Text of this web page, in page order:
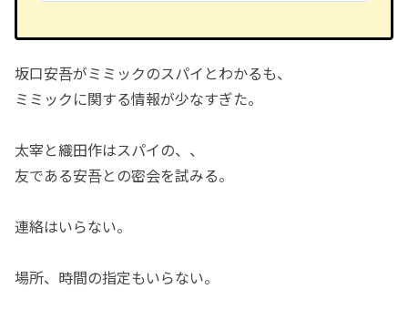
坂口安吾がミミックのスパイとわかるも、
ミミックに関する情報が少なすぎた。
太宰と織田作はスパイの、、
友である安吾との密会を試みる。
連絡はいらない。
場所、時間の指定もいらない。